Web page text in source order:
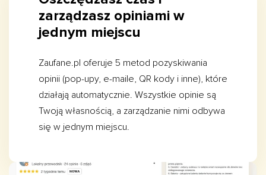
zarządzasz opiniami w
jednym miejscu
Zaufane.pl oferuje 5 metod pozyskiwania
opinii (pop-upy, e-maile, QR kody i inne), które
działają automatycznie. Wszystkie opinie są
Twoją własnością, a zarządzanie nimi odbywa
się w jednym miejscu.